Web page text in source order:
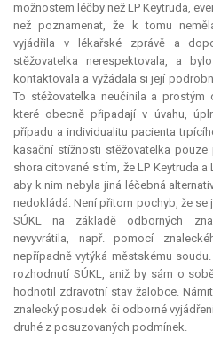
možnostem léčby než LP Keytruda,
než poznamenat, že k tomu
vyjádřila v lékařské zprávě a
stěžovatelka nerespektovala, a
kontaktovala a vyžádala si její
To stěžovatelka neučinila a
které obecně připadají v úvahu,
případu a individualitu pacienta
kasační stížnosti stěžovatelka
shora citované s tím, že LP Keytruda
aby k nim nebyla jiná léčebná
nedokládá. Není přitom pochyb, že se
SÚKL na základě odborných
nevyvrátila, např. pomocí
nepřípadně vytýká městskému
rozhodnutí SÚKL, aniž by sám o
hodnotil zdravotní stav žalobce.
znalecký posudek či odborné
druhé z posuzovaných podmínek.